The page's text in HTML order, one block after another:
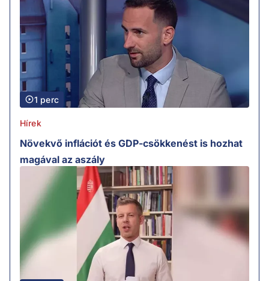
1 perc
Hírek
Növekvő inflációt és GDP-csökkenést is hozhat
magával az aszály